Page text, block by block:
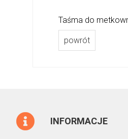
Taśma do
powrót
INFORMACJE